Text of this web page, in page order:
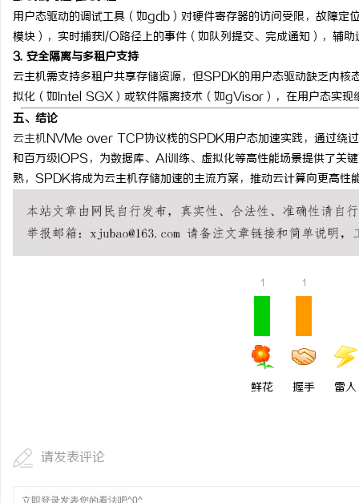
用户态驱动的调试工具（如gdb）对硬件寄存器的访问受限，故障
模块），实时捕获I/O路径上的事件（如队列提交、完成通知），辅
3. 安全隔离与多租户支持
云主机需支持多租户共享存储资源，但SPDK的用户态驱动缺乏内核
拟化（如Intel SGX）或软件隔离技术（如gVisor），在用户态实现
五、结论
云主机NVMe over TCP协议栈的SPDK用户态加速实践，通过绕过
和百万级IOPS，为数据库、AI训练、虚拟化等高性能场景提供了关
熟，SPDK将成为云主机存储加速的主流方案，推动云计算向更高性
1
鲜花
1
握手 雷人
请发表评论